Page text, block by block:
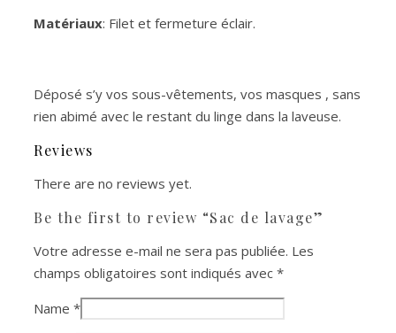
Matériaux: Filet et fermeture éclair.
Déposé s’y vos sous-vêtements, vos masques , sans
rien abimé avec le restant du linge dans la laveuse.
Reviews
There are no reviews yet.
Be the first to review “Sac de lavage”
Votre adresse e-mail ne sera pas publiée. Les
champs obligatoires sont indiqués avec *
Name *